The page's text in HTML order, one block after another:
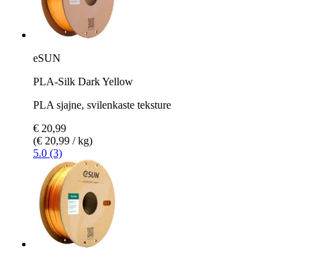
eSUN
PLA-Silk Dark Yellow
PLA sjajne, svilenkaste teksture
€ 20,99
(€ 20,99 / kg)
5.0 (3)